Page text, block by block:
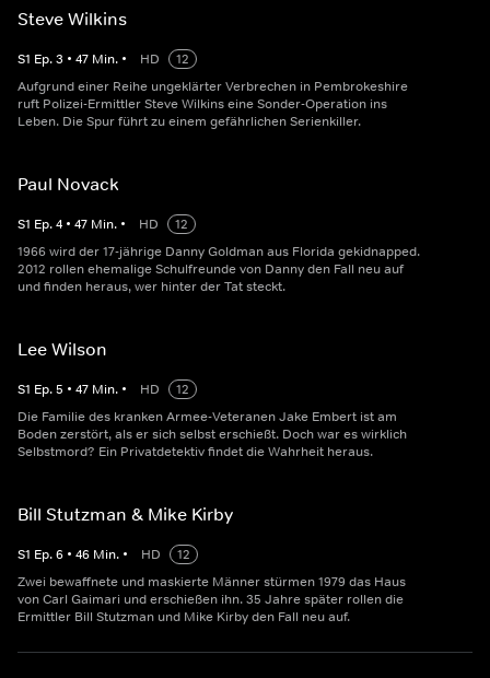
Steve Wilkins
S1 Ep.3 • 47 Min. • HD
12
Aufgrund einer Reihe ungeklärter Verbrechen in Pembrokeshire
ruft Polizei-Ermittler Steve Wilkins eine Sonder-Operation ins
Leben. Die Spur führt zu einem gefährlichen Serienkiller.
Paul Novack
S1 Ep.4 • 47 Min. • HD
12
1966 wird der 17-jährige Danny Goldman aus Florida gekidnapped.
2012 rollen ehemalige Schulfreunde von Danny den Fall neu auf
und finden heraus, wer hinter der Tat steckt.
Lee Wilson
S1 Ep.5 • 47 Min. • HD
12
Die Familie des kranken Armee-Veteranen Jake Embert ist am
Boden zerstört, als er sich selbst erschießt. Doch war es wirklich
Selbstmord? Ein Privatdetektiv findet die Wahrheit heraus.
Bill Stutzman & Mike Kirby
S1 Ep.6 • 46 Min. • HD
12
Zwei bewaffnete und maskierte Männer stürmen 1979 das Haus
von Carl Gaimari und erschießen ihn. 35 Jahre später rollen die
Ermittler Bill Stutzman und Mike Kirby den Fall neu auf.